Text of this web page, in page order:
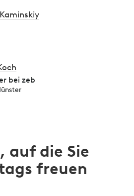
bei zeb
auf die Sie
freuen